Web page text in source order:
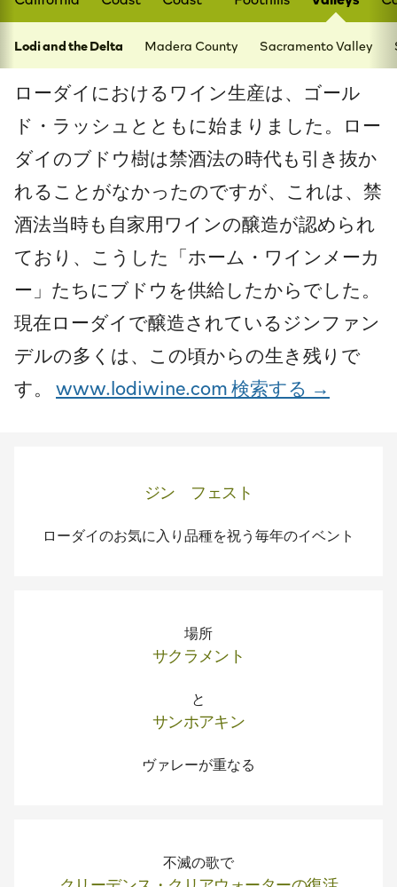
Lodi and the Delta Madera County Sacramento Valley
ローダイにおけるワイン生産は、ゴール
ド・ラッシュとともに始まりました。ロー
ダイのブドウ樹は禁酒法の時代も引き抜か
れることがなかったのですが、これは、禁
酒法当時も自家用ワインの醸造が認められ
ており、こうした「ホーム・ワインメーカ
ー」たちにブドウを供給したからでした。
現在ローダイで醸造されているジンファン
デルの多くは、この頃からの生き残りで
す。 www.lodiwine.com 検索する →
ジン フェスト
ローダイのお気に入り品種を祝う毎年のイベント
場所
サクラメント
と
サンホアキン
ヴァレーが重なる
不滅の歌で